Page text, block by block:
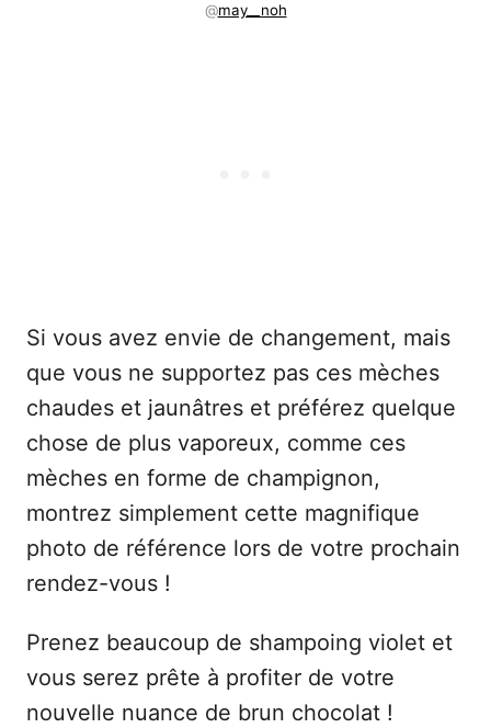
@may__noh
Si vous avez envie de changement, mais
que vous ne supportez pas ces mèches
chaudes et jaunâtres et préférez quelque
chose de plus vaporeux, comme ces
mèches en forme de champignon,
montrez simplement cette magnifique
photo de référence lors de votre prochain
rendez-vous !
Prenez beaucoup de shampoing violet et
vous serez prête à profiter de votre
nouvelle nuance de brun chocolat !